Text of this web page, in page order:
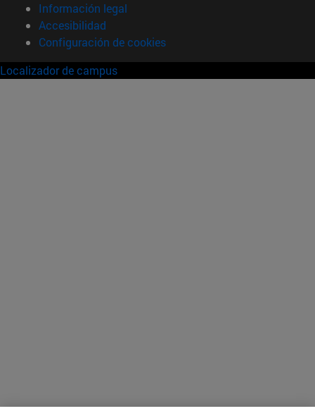
Información legal
Accesibilidad
Configuración de cookies
Localizador de campus